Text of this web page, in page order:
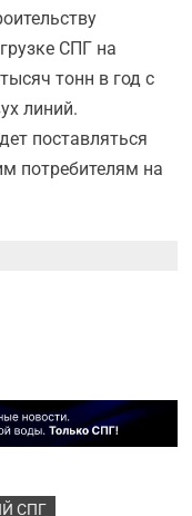
СПГ на
тонн в год с
линий.
поставляться
потребителям на
СПГ